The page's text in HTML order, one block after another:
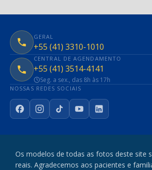
GERAL
+55 (41) 3310-1010
CENTRAL DE AGENDAMENTO
+55 (41) 3514-4141
Seg. a sex., das 8h às 17h
NOSSAS REDES SOCIAIS
FacebookInstagram
TikTokYouTubeLinkedIn
Os modelos de todas as fotos deste site
reais. Agradecemos aos pacientes e